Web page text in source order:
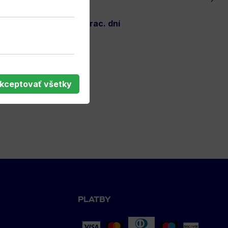
logom DAC vpredu. Pohodlné a štýlové na každý deň.
odosielame do 3 prac. dní
PLATBY
všetky